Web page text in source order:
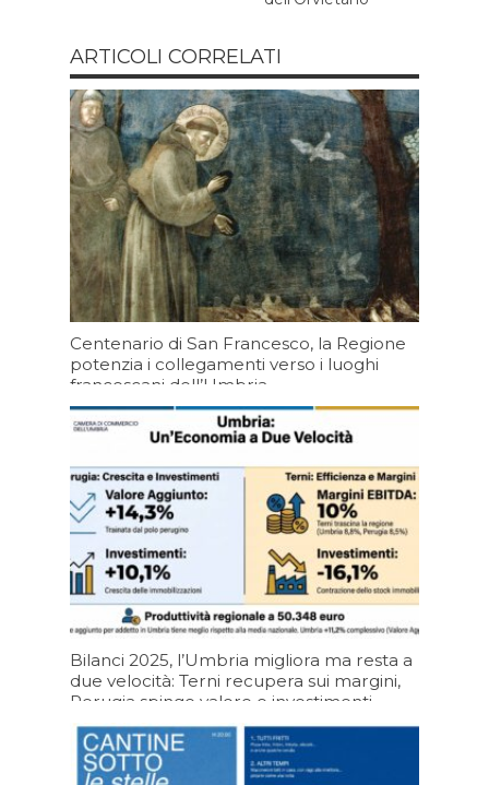
ARTICOLI CORRELATI
Centenario di San Francesco, la Regione
potenzia i collegamenti verso i luoghi
francescani dell’Umbria
Oggi 07:20
Bilanci 2025, l’Umbria migliora ma resta a
due velocità: Terni recupera sui margini,
Perugia spinge valore e investimenti
05/08/2026 19:20